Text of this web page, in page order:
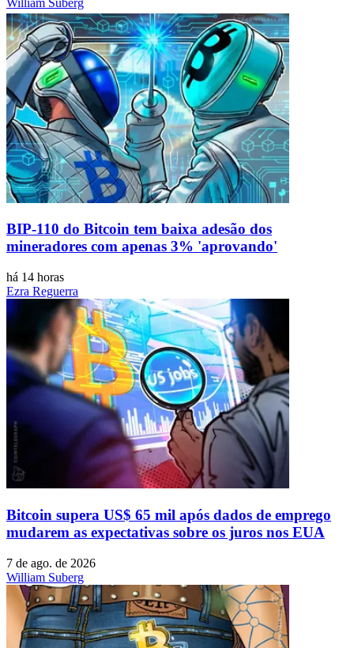
BIP-110 do Bitcoin tem baixa adesão dos
mineradores com apenas 3% 'aprovando'
há 14 horas
Ezra Reguerra
Bitcoin supera US$ 65 mil após dados de emprego
mudarem as expectativas sobre os juros nos EUA
7 de ago. de 2026
William Suberg